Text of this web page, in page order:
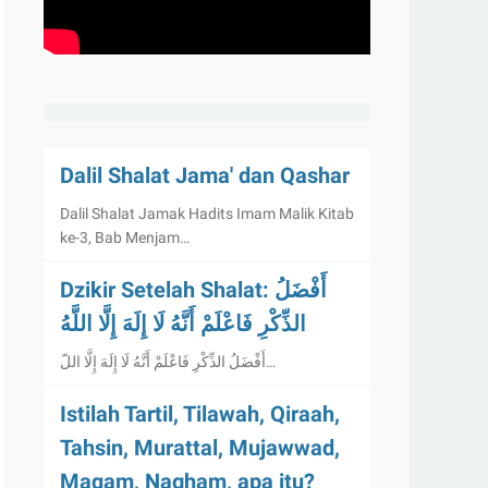
Dalil Shalat Jama' dan Qashar
Dalil Shalat Jamak Hadits Imam Malik Kitab
ke-3, Bab Menjam…
Dzikir Setelah Shalat: أَفْضَلُ
الذِّكْرِ فَاعْلَمْ أَنَّهُ لَا إِلَهَ إِلَّا اللَّهُ
أَفْضَلُ الذِّكْرِ فَاعْلَمْ أَنَّهُ لَا إِلَهَ إِلَّا اللّ…
Istilah Tartil, Tilawah, Qiraah,
Tahsin, Murattal, Mujawwad,
Maqam, Nagham, apa itu?